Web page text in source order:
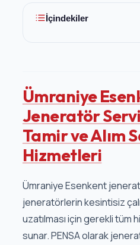
İçindekiler
Ümraniye
Jeneratör
Tamir ve Alım
Hizmetleri
Ümraniye Esenkent
jeneratörlerin kesintisiz
uzatılması için gerekli tüm
sunar. PENSA olarak